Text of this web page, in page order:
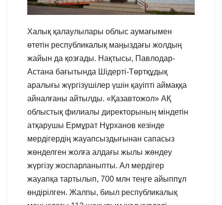
Халық қалаулылары облыс аумағымен
өтетін республикалық маңыздағы жолдың
жайын да қозғады. Нақтысы, Павлодар-
Астана бағытында Шідерті-Төртқұдық
аралығы жүргізушілер үшін қауіпті аймаққа
айналғаны айтылды. «Қазавтожол» АҚ
облыстық филиалы директорының міндетін
атқарушы Ермұрат Нұрханов кезінде
мердігердің жауапсыздығынан сапасыз
жөнделген жолға алдағы жылы жөндеу
жүргізу жоспарланыпты. Ал мердігер
жауапқа тартылып, 700 млн теңге айыппұл
өндірілген. Жалпы, биыл республикалық